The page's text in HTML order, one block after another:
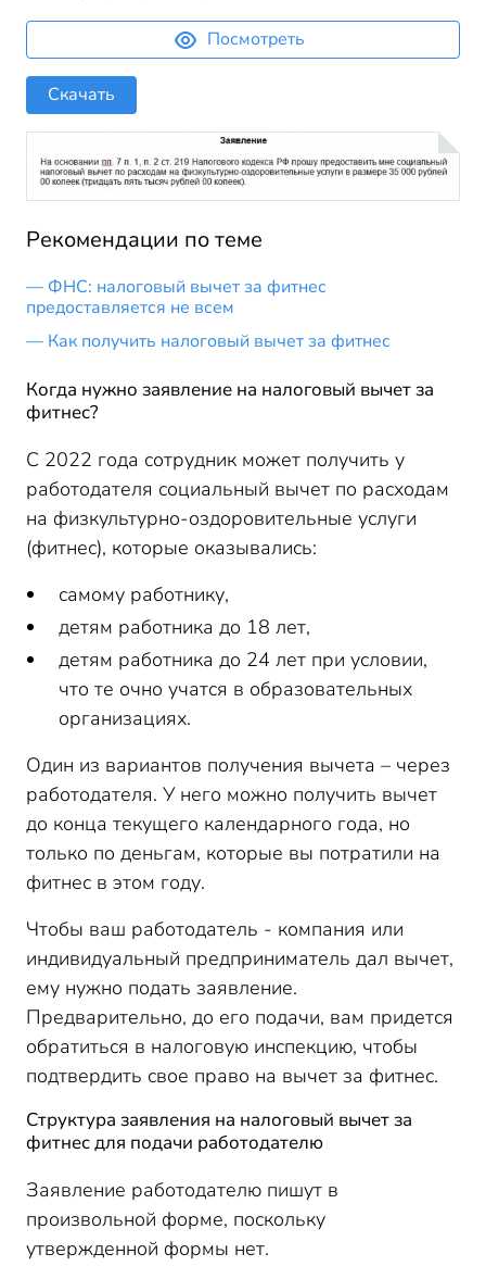
Посмотреть
Скачать
Рекомендации по теме
ФНС: налоговый вычет за фитнес
предоставляется не всем
Как получить налоговый вычет за фитнес
Когда нужно заявление на налоговый вычет за
фитнес?
С 2022 года сотрудник может получить у
работодателя социальный вычет по расходам
на физкультурно-оздоровительные услуги
(фитнес), которые оказывались:
самому работнику,
детям работника до 18 лет,
детям работника до 24 лет при условии,
что те очно учатся в образовательных
организациях.
Один из вариантов получения вычета – через
работодателя. У него можно получить вычет
до конца текущего календарного года, но
только по деньгам, которые вы потратили на
фитнес в этом году.
Чтобы ваш работодатель - компания или
индивидуальный предприниматель дал вычет,
ему нужно подать заявление.
Предварительно, до его подачи, вам придется
обратиться в налоговую инспекцию, чтобы
подтвердить свое право на вычет за фитнес.
Структура заявления на налоговый вычет за
фитнес для подачи работодателю
Заявление работодателю пишут в
произвольной форме, поскольку
утвержденной формы нет.